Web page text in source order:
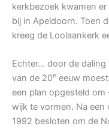
kerkbezoek kwamen
bij in Apeldoorn. Toen
kreeg de Loolaankerk
Echter… door de daling
van de 20e eeuw
een plan opgesteld om
wijk te vormen. Na een
1992 besloten om de